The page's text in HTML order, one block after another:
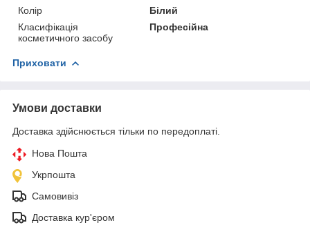
Колір
Білий
Класифікація
косметичного засобу
Професійна
Приховати
Умови доставки
Доставка здійснюється тільки по передоплаті.
Нова Пошта
Укрпошта
Самовивіз
Доставка кур'єром